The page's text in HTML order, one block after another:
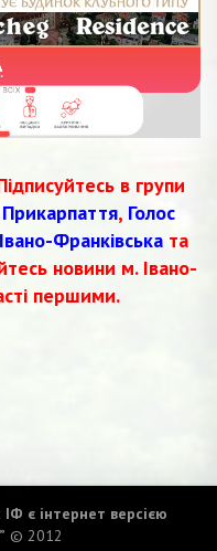
в групи
Прикарпаття, Голос
Франківськата
новини м. Івано-
першими.
є інтернет версією
© 2012